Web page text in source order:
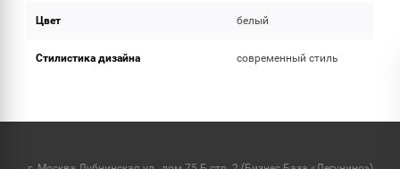
Цвет белый
Стилистика дизайна современный стиль